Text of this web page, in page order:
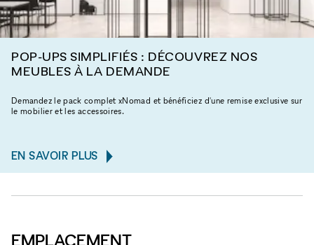
POP-UPS SIMPLIFIÉS : DÉCOUVREZ NOS
MEUBLES À LA DEMANDE
Demandez le pack complet xNomad et bénéficiez d'une remise exclusive sur
le mobilier et les accessoires.
EN SAVOIR PLUS
EMPLACEMENT